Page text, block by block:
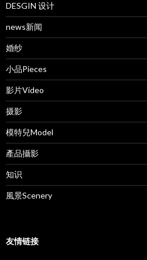
DESGIN 设计
news新闻
婚纱
小品Pieces
影片Video
摄影
模特兒Model
產品攝影
知识
風景Scenery
友情链接